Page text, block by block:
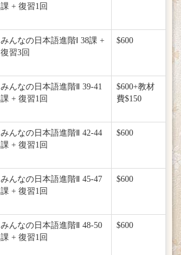
課 + 復習1回
みんなの日本語進階Ⅰ 38課 +
復習3回
$600
みんなの日本語進階Ⅱ 39-41
課 + 復習1回
$600+教材
費$150
みんなの日本語進階Ⅱ 42-44
課 + 復習1回
$600
みんなの日本語進階Ⅱ 45-47
課 + 復習1回
$600
みんなの日本語進階Ⅱ 48-50
課 + 復習1回
$600